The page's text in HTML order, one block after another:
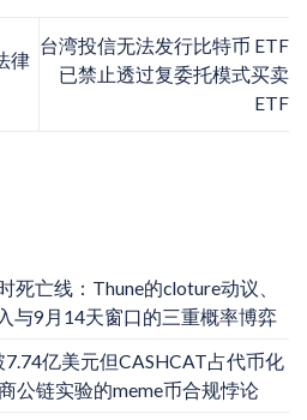
死亡线：Thune的cloture动议、
与9月14天窗口的三重概率博弈
7.74亿美元但CASHCAT占代币化
公链实验的meme币合规悖论
律
台湾投信无法发行比特币 ETF
已禁止透过复委托模式买卖
ETF